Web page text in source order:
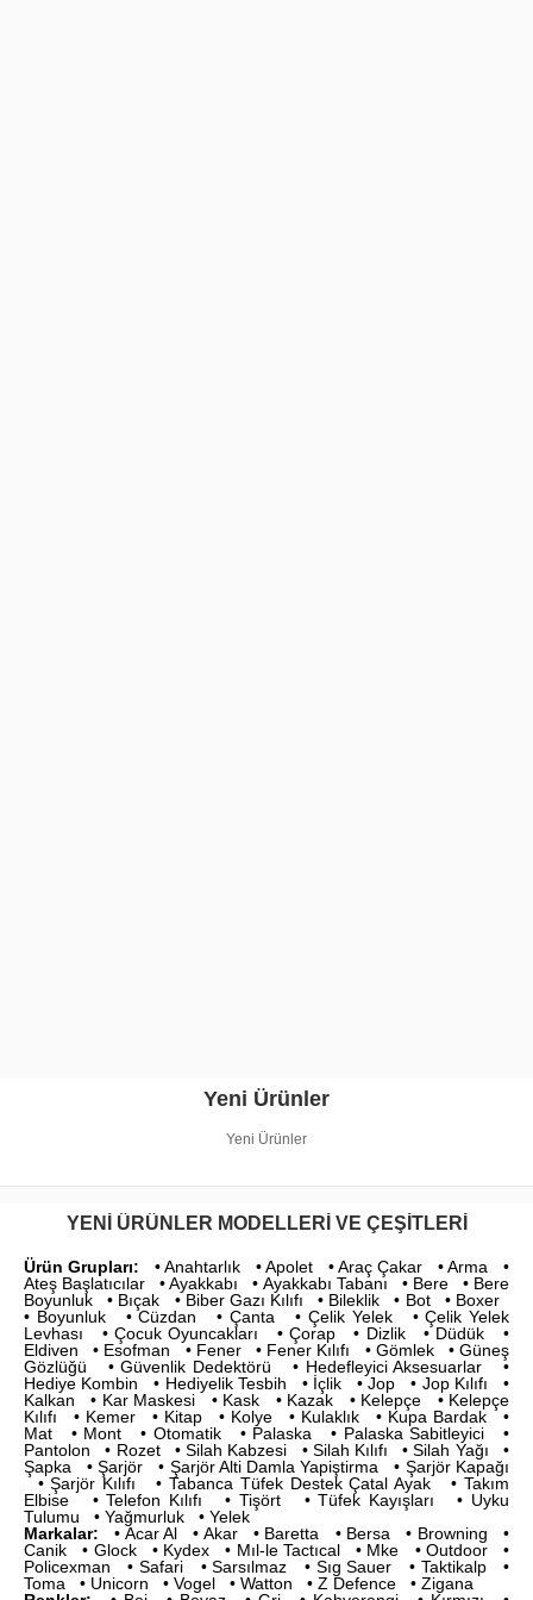
Yeni Ürünler
Yeni Ürünler
YENI ÜRÜNLER MODELLERI VE ÇEŞITLERI
Ürün Grupları: • Anahtarlık • Apolet • Araç Çakar • Arma •
Ateş Başlatıcılar • Ayakkabı • Ayakkabı Tabanı • Bere • Bere
Boyunluk • Bıçak • Biber Gazı Kılıfı • Bileklik • Bot • Boxer
• Boyunluk • Cüzdan • Çanta • Çelik Yelek • Çelik Yelek
Levhası • Çocuk Oyuncakları • Çorap • Dizlik • Düdük •
Eldiven • Esofman • Fener • Fener Kılıfı • Gömlek • Güneş
Gözlüğü • Güvenlik Dedektörü • Hedefleyici Aksesuarlar •
Hediye Kombin • Hediyelik Tesbih • İçlik • Jop • Jop Kılıfı •
Kalkan • Kar Maskesi • Kask • Kazak • Kelepçe • Kelepçe
Kılıfı • Kemer • Kitap • Kolye • Kulaklık • Kupa Bardak •
Mat • Mont • Otomatik • Palaska • Palaska Sabitleyici •
Pantolon • Rozet • Silah Kabzesi • Silah Kılıfı • Silah Yağı •
Şapka • Şarjör • Şarjör Alti Damla Yapiştirma • Şarjör Kapağı
• Şarjör Kılıfı • Tabanca Tüfek Destek Çatal Ayak • Takım
Elbise • Telefon Kılıfı • Tişört • Tüfek Kayışları • Uyku
Tulumu • Yağmurluk • Yelek
Markalar:• Acar Al • Akar • Baretta • Bersa • Browning •
Canik • Glock • Kydex • Mıl-le Tactıcal • Mke • Outdoor •
Policexman • Safari • Sarsılmaz • Sıg Sauer • Taktikalp •
Toma • Unicorn • Vogel • Watton • Z Defence • Zigana